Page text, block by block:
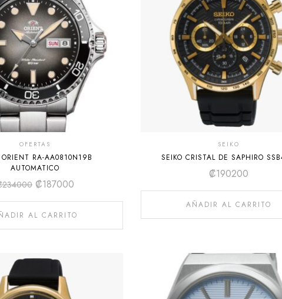
OFERTAS
ORIENT RA-AA0810N19B
AUTOMATICO
234000 ₡187000
AL CARRITO
SEIKO
SEIKO CRISTAL DE SAPHIRO
₡190200
AÑADIR AL CARRITO